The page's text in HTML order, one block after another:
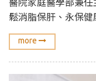
醫院家庭醫學部兼
鬆消脂保肝、永保健
more